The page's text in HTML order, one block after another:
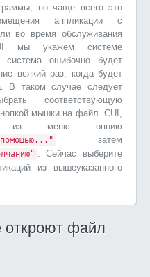
но чаще всего это
аппликации с
во время обслуживания
мы укажем системе
система ошибочно будет
всякий раз, когда будет
В таком случае следует
соответствующую
мышки на файл .CUI,
из меню опцию
затем
. Сейчас выберите
из вышеуказанного
файл